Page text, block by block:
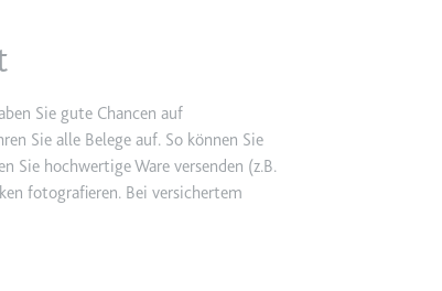
zwischen dem Nutzer und den Werbebannern auf der
der Werbung auf der Website.
Sie gute Chancen auf
Sie alle Belege auf. So können Sie
Sie hochwertige Ware versenden (z.B.
fotografieren. Bei versichertem